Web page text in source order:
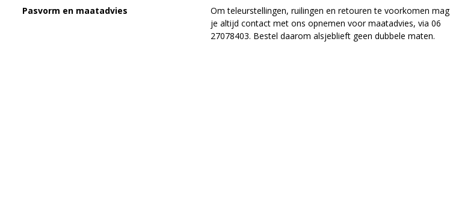
Pasvorm en maatadvies
Om teleurstellingen, ruilingen en retouren te voorkomen mag
je altijd contact met ons opnemen voor maatadvies, via 06
27078403. Bestel daarom alsjeblieft geen dubbele maten.